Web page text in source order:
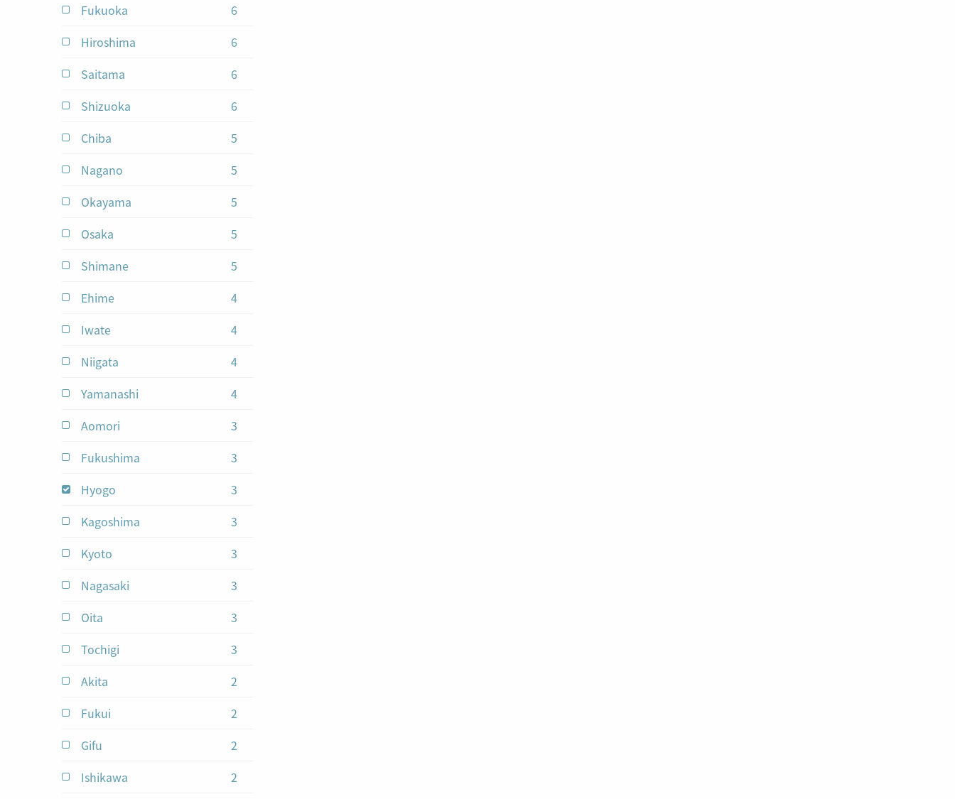
Fukuoka
6
Hiroshima
6
Saitama
6
Shizuoka
6
Chiba
5
Nagano
5
Okayama
5
Osaka
5
Shimane
5
Ehime
4jobs
Iwate
4jobs
Niigata
4jobs
Yamanashi
4jobs
Aomori
3
Fukushima
3
Hyogo
3
Kagoshima
3
Kyoto
3
Nagasaki
3
Oita
3
Tochigi
3
Akita
2
Fukui
2
Gifu
2
Ishikawa
2